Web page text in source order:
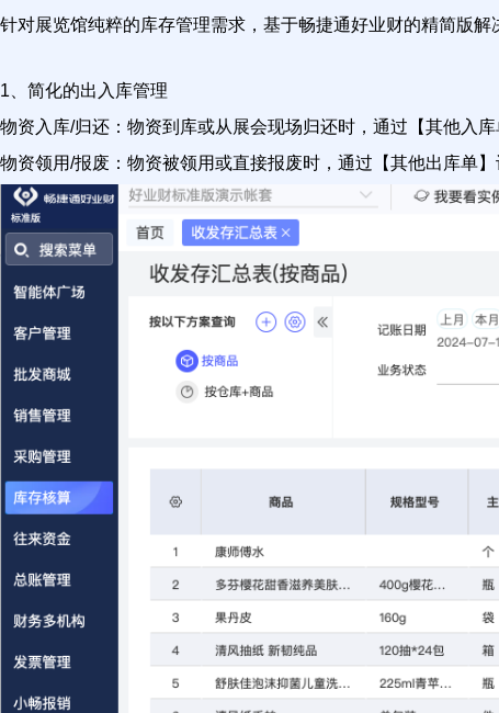
针对展览馆纯粹的库存管理需求，基于畅捷通好业财的精简版
1、简化的出入库管理
物资入库/归还：物资到库或从展会现场归还时，通过【其他入
物资领用/报废：物资被领用或直接报废时，通过【其他出库单